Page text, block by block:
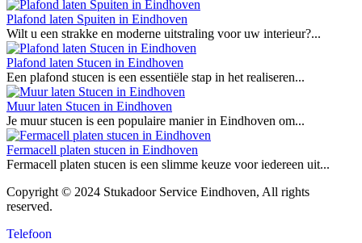
Plafond laten Spuiten in Eindhoven
Wilt u een strakke en moderne uitstraling voor uw interieur?...
Plafond laten Stucen in Eindhoven
Een plafond stucen is een essentiële stap in het realiseren...
Muur laten Stucen in Eindhoven
Je muur stucen is een populaire manier in Eindhoven om...
Fermacell platen stucen in Eindhoven
Fermacell platen stucen is een slimme keuze voor iedereen uit...
Copyright © 2024 Stukadoor Service Eindhoven, All rights
reserved.
Telefoon